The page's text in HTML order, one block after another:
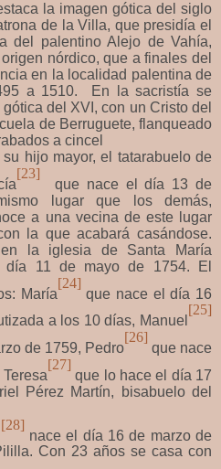
la imagen gótica del siglo
de la Villa, que presidía el
del palentino Alejo de Vahía,
nórdico, que a finales del
en la localidad palentina de
a 1510. En la sacristía se
del XVI, con un Cristo del
de Berruguete, flanqueado
a cincel
hijo mayor, el tatarabuelo de
[23]
que nace el día 13 de
lugar que los demás,
a una vecina de este lugar
la que acabará casándose.
la iglesia de Santa María
día 11 de mayo de 1754. El
María
[24]
que nace el día 16
a los 10 días, Manuel
[25]
de 1759, Pedro
[26]
que nace
[27]
que lo hace el día 17
Pérez Martín, bisabuelo del
[28]
nace el día 16 de marzo de
Con 23 años se casa con